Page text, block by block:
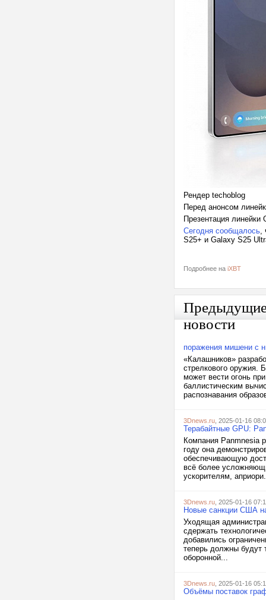
Рендер techoblog
Перед анонсом
Презентация
Сегодня сообщалось,
S25+ и Galaxy S25
Подробнее на iXBT
новости
поражения мишени с
«Калашников»
стрелкового оружия.
может вести огонь
баллистическим
распознавания
3Dnews.ru , 2025-01-16
Терабайтные GPU:
Компания Panmnesia
году она
обеспечивающую
всё более
ускорителям,
3Dnews.ru , 2025-01-16
Новые санкции США
Уходящая
сдержать
добавились
теперь должны будут
оборонной...
3Dnews.ru , 2025-01-16
Объёмы поставок